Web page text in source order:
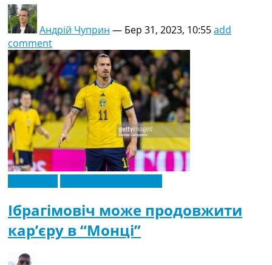
Андрій Чуприн — Бер 31, 2023, 10:55add
comment
Ібрагімовіч може продовжити
кар’єру в “Монці”